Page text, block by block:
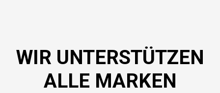
WIR UNTERSTÜTZEN
ALLE MARKEN